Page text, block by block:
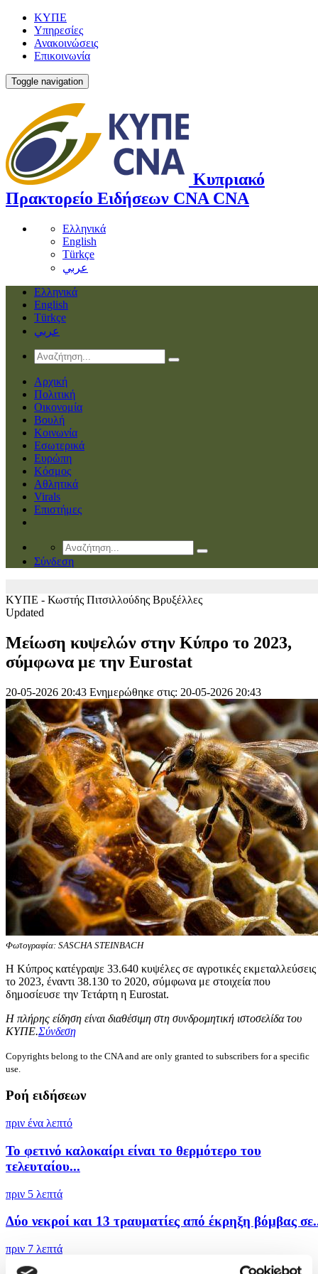
ΚΥΠΕ
Υπηρεσίες
Ανακοινώσεις
Επικοινωνία
Toggle navigation
Κυπριακό
Πρακτορείο Ειδήσεων CNA CNA
Ελληνικά
English
Türkçe
عربي
Ελληνικά
English
Türkçe
عربي
Αρχική
Πολιτική
Οικονομία
Βουλή
Κοινωνία
Εσωτερικά
Ευρώπη
Κόσμος
Αθλητικά
Virals
Επιστήμες
Σύνδεση
ΚΥΠΕ - Κωστής Πιτσιλλούδης Βρυξέλλες
Updated
Mείωση κυψελών στην Κύπρο το 2023,
σύμφωνα με την Eurostat
20-05-2026 20:43 Ενημερώθηκε στις: 20-05-2026 20:43
Φωτογραφία: SASCHA STEINBACH
Η Κύπρος κατέγραψε 33.640 κυψέλες σε αγροτικές εκμεταλλεύσεις
το 2023, έναντι 38.130 το 2020, σύμφωνα με στοιχεία που
δημοσίευσε την Τετάρτη η Eurostat.
Η πλήρης είδηση είναι διαθέσιμη στη συνδρομητική ιστοσελίδα του
ΚΥΠΕ.Σύνδεση
Copyrights belong to the CNA and are only granted to subscribers for a specific
use.
Ροή ειδήσεων
πριν ένα λεπτό
To φετινό καλοκαίρι είναι το θερμότερο του
τελευταίου...
πριν 5 λεπτά
Δύο νεκροί και 13 τραυματίες από έκρηξη βόμβας
πριν 7 λεπτά